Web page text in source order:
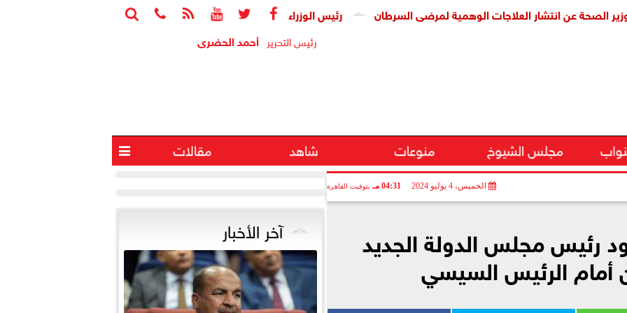






رئيس الوزراء يتابع جهود منظومة الشكاوى الحكومية خلال يوليو الماضي عن انتشار العلاجات الوهمية لمرضى السرطان
رئيس التحرير أحمد الحضرى
مجلس الشيوخ منوعات شاهد مقالات 
الخميس، 4 يوليو 2024 04:31 مـ بتوقيت القاهرة
رئيس مجلس الدولة الجديد
أمام الرئيس السيسي
آخر الأخبار